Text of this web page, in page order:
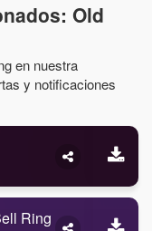
Old
en nuestra
y notificaciones
Ring